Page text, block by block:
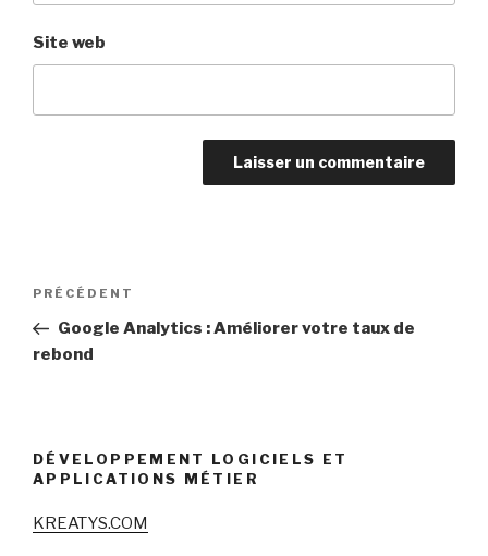
Site web
Navigation
l’article
Article
précédent
PRÉCÉDENT
Google Analytics : Améliorer votre taux de
rebond
DÉVELOPPEMENT LOGICIELS ET
APPLICATIONS MÉTIER
KREATYS.COM